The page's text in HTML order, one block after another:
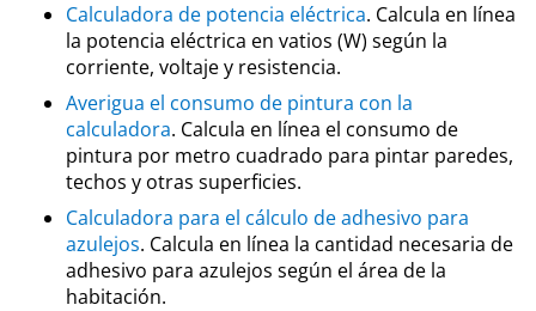
Calculadora de potencia eléctrica. Calcula en línea
la potencia eléctrica en vatios (W) según la
corriente, voltaje y resistencia.
Averigua el consumo de pintura con la
calculadora. Calcula en línea el consumo de
pintura por metro cuadrado para pintar paredes,
techos y otras superficies.
Calculadora para el cálculo de adhesivo para
azulejos. Calcula en línea la cantidad necesaria de
adhesivo para azulejos según el área de la
habitación.